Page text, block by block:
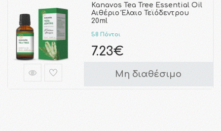
Kanavos Tea Tree Essential Oil
Αιθέριο Έλαιο Τεϊόδεντρου
20ml
58 Πόντοι
7.23€
Μη διαθέσιμο